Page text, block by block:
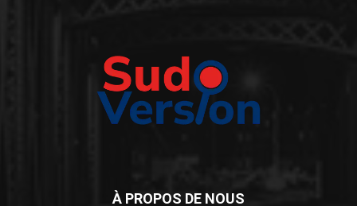
À PROPOS DE NOUS